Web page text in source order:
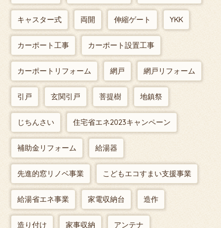
キャスター式 両開 伸縮ゲート YKK
カーポート工事 カーポート設置工事
カーポートリフォーム 網戸 網戸リフォーム
引戸 玄関引戸 菩提樹 地鎮祭
じちんさい 住宅省エネ2023キャンペーン
補助金リフォーム 給湯器
先進的窓リノベ事業 こどもエコすまい支援事業
給湯省エネ事業 家電収納台 造作
造り付け 家事収納 アンテナ